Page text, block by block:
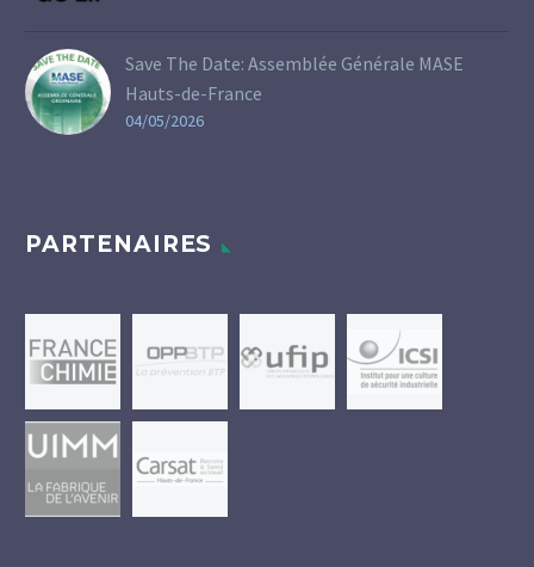
Save The Date: Assemblée Générale MASE
Hauts-de-France
04/05/2026
PARTENAIRES